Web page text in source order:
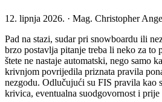
12. lipnja 2026. · Mag. Christopher
Pad na stazi, sudar pri snowboardu ili
brzo postavlja pitanje treba li neko za to
štete ne nastaje automatski, nego samo
krivnjom povrijedila priznata pravila
nezgodu. Odlučujući su FIS pravila kao
krivica, eventualna suodgovornost i prije